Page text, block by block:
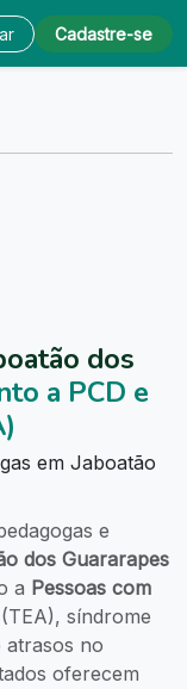
Cadastre-se
dos
a PCD e
em Jaboatão
e
dos Guararapes
a Pessoas com
síndrome
atrasos no
oferecem